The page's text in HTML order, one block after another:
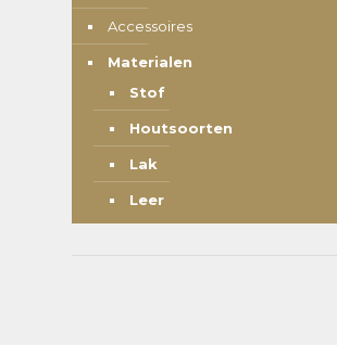
Accessoires
Materialen
Stof
Houtsoorten
Lak
Leer